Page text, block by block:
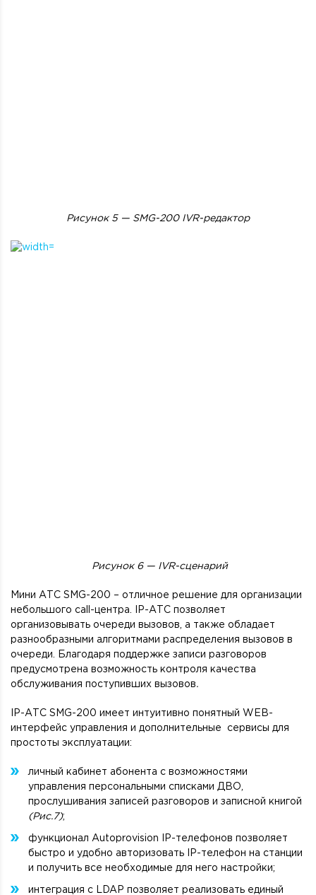
Рисунок 5 — SMG-200 IVR-редактор
Рисунок 6 — IVR-сценарий
Мини АТС SMG-200 – отличное решение для организации
небольшого call-центра. IP-АТС позволяет
организовывать очереди вызовов, а также обладает
разнообразными алгоритмами распределения вызовов в
очереди. Благодаря поддержке записи разговоров
предусмотрена возможность контроля качества
обслуживания поступивших вызовов.
IP-АТС SMG-200 имеет интуитивно понятный WEB-
интерфейс управления и дополнительные сервисы для
простоты эксплуатации:
личный кабинет абонента с возможностями
управления персональными списками ДВО,
прослушивания записей разговоров и записной книгой
(Рис.7);
функционал Autoprovision IP-телефонов позволяет
быстро и удобно авторизовать IP-телефон на станции
и получить все необходимые для него настройки;
интеграция с LDAP позволяет реализовать единый